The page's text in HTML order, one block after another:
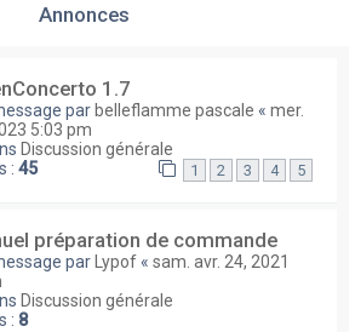
Annonces
1.7
par belleflamme pascale « mer.
5:03 pm
Discussion générale
: 45 1 2 3 4 5
préparation de commande
par Lypof « sam. avr. 24, 2021
Discussion générale
: 8